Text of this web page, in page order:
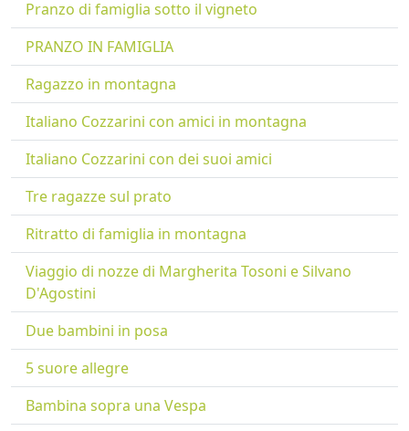
Pranzo di famiglia sotto il vigneto
PRANZO IN FAMIGLIA
Ragazzo in montagna
Italiano Cozzarini con amici in montagna
Italiano Cozzarini con dei suoi amici
Tre ragazze sul prato
Ritratto di famiglia in montagna
Viaggio di nozze di Margherita Tosoni e Silvano
D'Agostini
Due bambini in posa
5 suore allegre
Bambina sopra una Vespa